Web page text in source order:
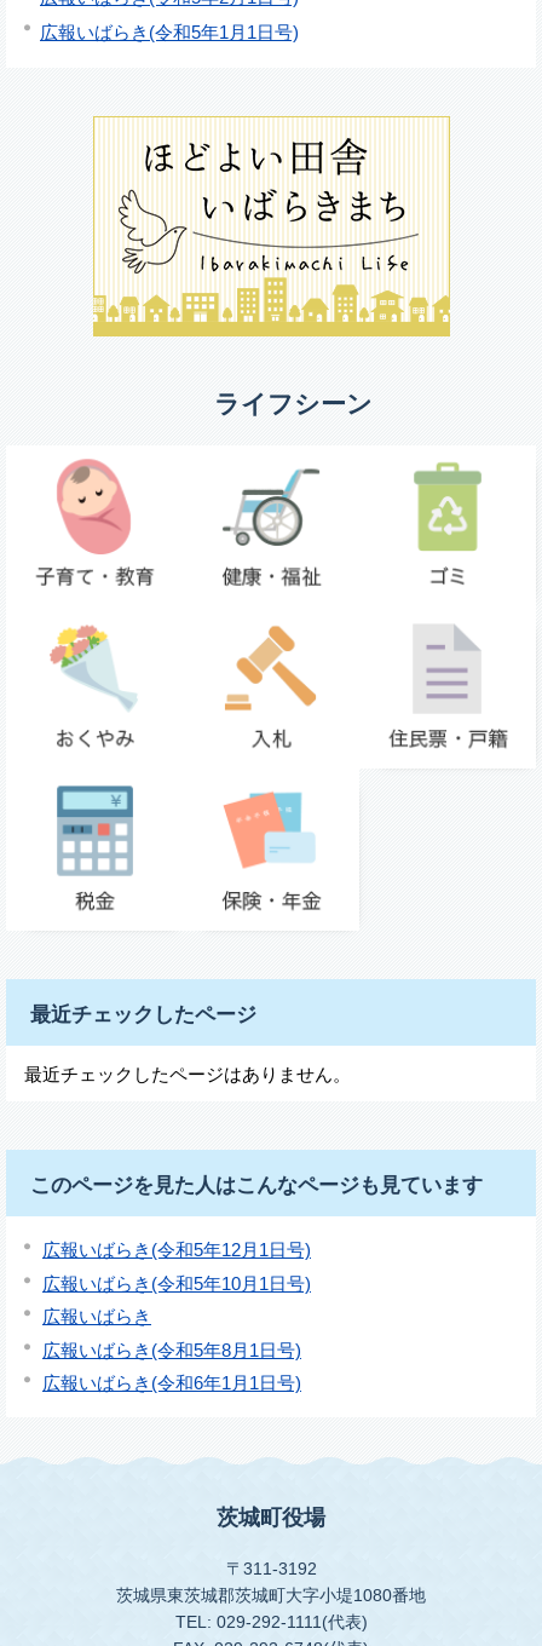
広報いばらき(令和5年1月1日号)
ライフシーン
最近チェックしたページ
最近チェックしたページはありません。
このページを見た人はこんなページも見ています
広報いばらき(令和5年12月1日号)
広報いばらき(令和5年10月1日号)
広報いばらき
広報いばらき(令和5年8月1日号)
広報いばらき(令和6年1月1日号)
茨城町役場
〒311-3192
茨城県東茨城郡茨城町大字小堤1080番地
TEL: 029-292-1111(代表)